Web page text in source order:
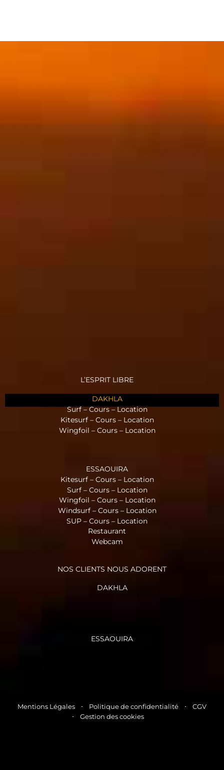
L’ESPRIT LIBRE
DAKHLA
Surf – Cours – Location
Kitesurf – Cours – Location
Wingfoil – Cours – Location
ESSAOUIRA
Kitesurf – Cours – Location
Surf – Cours – Location
Wingfoil – Cours – Location
Windsurf – Cours – Location
SUP – Cours – Location
Restaurant
Webcam
NOS CLIENTS NOUS ADORENT
DAKHLA
ESSAOUIRA
Mentions Légales Politique de confidentialité
CGV
Gestion des cookies